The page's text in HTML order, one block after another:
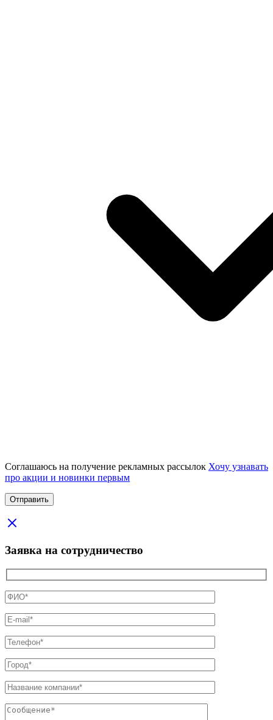
Соглашаюсь на получение рекламных рассылок Хочу узнавать
про акции и новинки первым
Заявка на сотрудничество